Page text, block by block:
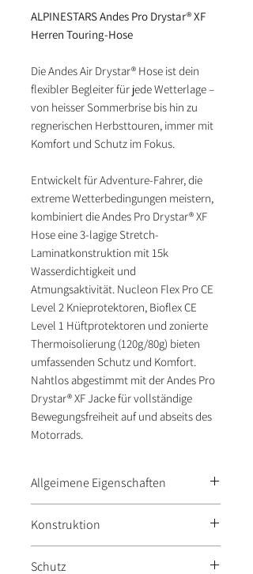
ALPINESTARS Andes Pro Drystar® XF
Herren Touring-Hose
Die Andes Air Drystar® Hose ist dein
flexibler Begleiter für jede Wetterlage –
von heisser Sommerbrise bis hin zu
regnerischen Herbsttouren, immer mit
Komfort und Schutz im Fokus.
Entwickelt für Adventure-Fahrer, die
extreme Wetterbedingungen meistern,
kombiniert die Andes Pro Drystar® XF
Hose eine 3-lagige Stretch-
Laminatkonstruktion mit 15k
Wasserdichtigkeit und
Atmungsaktivität. Nucleon Flex Pro CE
Level 2 Knieprotektoren, Bioflex CE
Level 1 Hüftprotektoren und zonierte
Thermoisolierung (120g/80g) bieten
umfassenden Schutz und Komfort.
Nahtlos abgestimmt mit der Andes Pro
Drystar® XF Jacke für vollständige
Bewegungsfreiheit auf und abseits des
Motorrads.
Allgeimene Eigenschaften
Laminat: 15k/15k
Wasserdichtigkeit und
Atmungsaktivität für trockenen
Konstruktion
Schutz